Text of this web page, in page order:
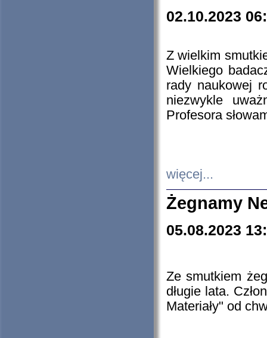
02.10.2023
Z wielkim
Wielkiego
rady naukowej
niezwykle
Profesora
więcej...
Żegnamy
05.08.2023
Ze smutkiem
długie lata.
Materiały" od